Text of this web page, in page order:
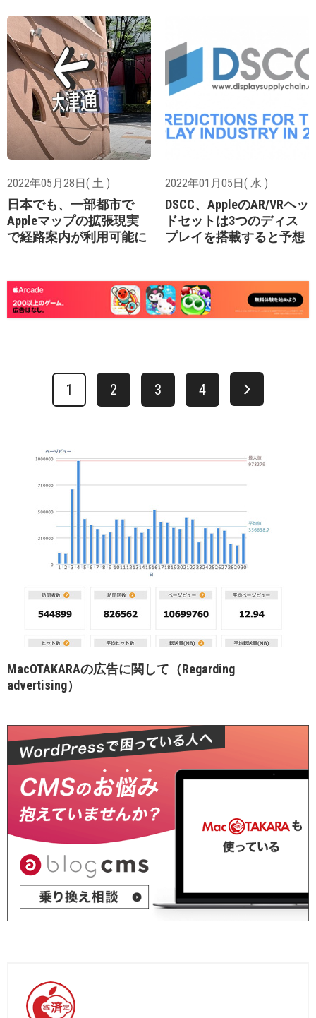
2022年05月28日( 土 )
日本でも、一部都市で
Appleマップの拡張現実
で経路案内が利用可能に
2022年01月05日( 水 )
DSCC、AppleのAR/VRヘッ
ドセットは3つのディス
プレイを搭載すると予想
1 2 3 4
MacOTAKARAの広告に関して（Regarding
advertising）